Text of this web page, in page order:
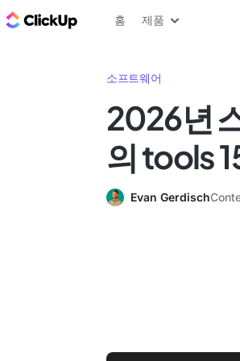
ClickUp 블로그
홈 제품
소프트웨어
2026년
의 tools
Evan Gerdisch